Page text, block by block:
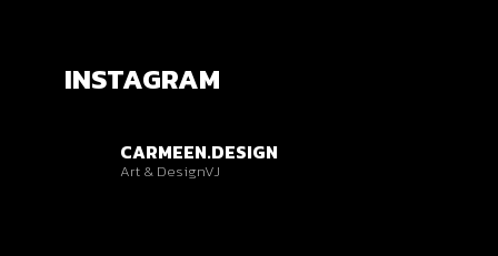
INSTAGRAM
CARMEEN.DESIGN
Art & DesignVJ